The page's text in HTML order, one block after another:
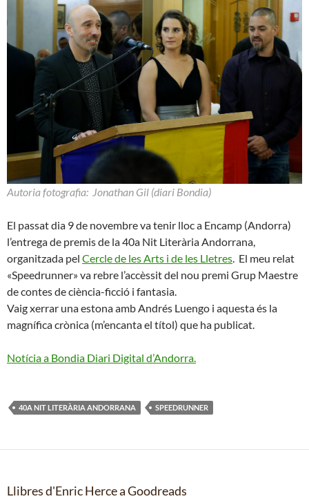
Autoria fotografia: Jonathan Gil (diari Bondia)
El passat dia 9 de novembre va tenir lloc a Encamp (Andorra)
l’entrega de premis de la 40a Nit Literària Andorrana,
organitzada pel Cercle de les Arts i de les Lletres. El meu relat
«Speedrunner» va rebre l’accèssit del nou premi Grup Maestre
de contes de ciència-ficció i fantasia.
Vaig xerrar una estona amb Andrés Luengo i aquesta és la
magnífica crònica (m’encanta el títol) que ha publicat.
Notícia a Bondia Diari Digital d’Andorra.
40A NIT LITERÀRIA ANDORRANA SPEEDRUNNER
Llibres d'Enric Herce a Goodreads